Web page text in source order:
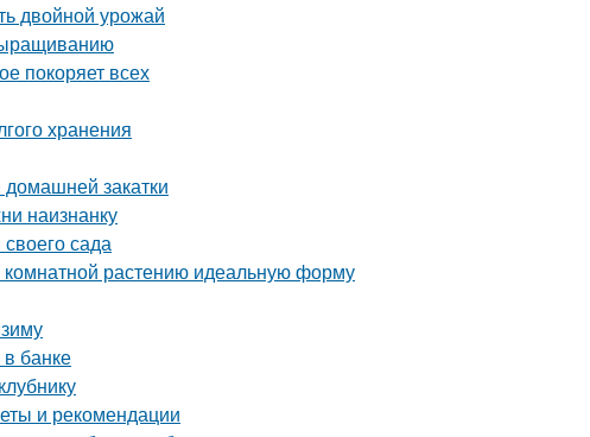
двойной урожай
покоряет всех
хранения
закатки
наизнанку
сада
растению идеальную форму
банке
и рекомендации